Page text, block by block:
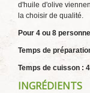
d'huile d'olive
la choisir de qualité.
Pour 4 ou 8
Temps de
Temps de cuisson :
INGRÉDIENTS